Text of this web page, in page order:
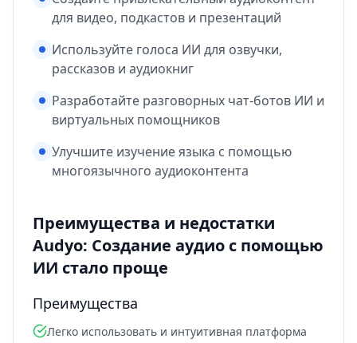
для видео, подкастов и презентаций
Используйте голоса ИИ для озвучки,
рассказов и аудиокниг
Разработайте разговорных чат-ботов ИИ и
виртуальных помощников
Улучшите изучение языка с помощью
многоязычного аудиоконтента
Преимущества и недостатки
Audyo: Создание аудио с помощью
ИИ стало проще
Преимущества
Легко использовать и интуитивная платформа